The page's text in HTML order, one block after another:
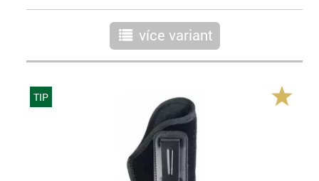
r více variant
TIP